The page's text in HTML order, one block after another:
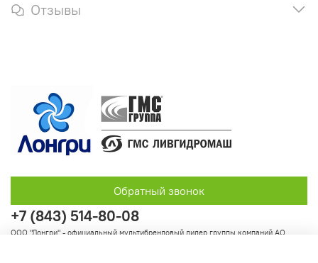
Отзывы
+7 (843) 514-80-08
ООО "Лонгри" - официальный мультибрендовый дилер группы компаний АО
Обратный звонок